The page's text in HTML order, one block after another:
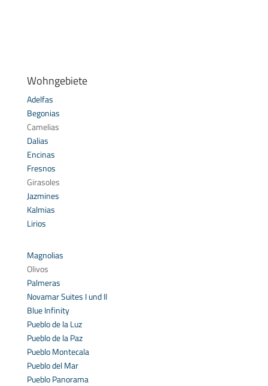
Wohngebiete
Adelfas
Begonias
Camelias
Dalias
Encinas
Fresnos
Girasoles
Jazmines
Kalmias
Lirios
Magnolias
Olivos
Palmeras
Novamar Suites I und II
Blue Infinity
Pueblo de la Luz
Pueblo de la Paz
Pueblo Montecala
Pueblo del Mar
Pueblo Panorama